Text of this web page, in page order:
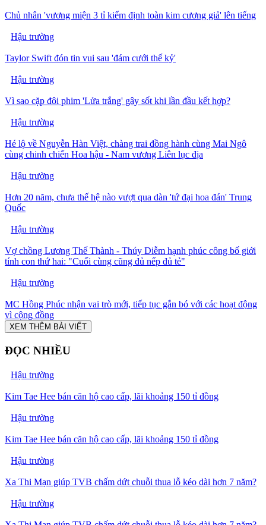
Chủ nhân 'vương miện 3 tỉ kiểm định toàn kim cương giả' lên tiếng
Hậu trường
Taylor Swift đón tin vui sau 'đám cưới thế kỷ'
Hậu trường
Vì sao cặp đôi phim 'Lửa trắng' gây sốt khi lần đầu kết hợp?
Hậu trường
Hé lộ về Nguyễn Hàn Việt, chàng trai đồng hành cùng Mai Ngô
cùng chinh chiến Hoa hậu - Nam vương Liên lục địa
Hậu trường
Hơn 20 năm, chưa thế hệ nào vượt qua dàn 'tứ đại hoa đán' Trung
Quốc
Hậu trường
Vợ chồng Lương Thế Thành - Thúy Diễm hạnh phúc công bố giới
tính con thứ hai: "Cuối cùng cũng đủ nếp đủ tẻ"
Hậu trường
MC Hồng Phúc nhận vai trò mới, tiếp tục gắn bó với các hoạt động
vì cộng đồng
XEM THÊM BÀI VIẾT
ĐỌC NHIỀU
Hậu trường
Kim Tae Hee bán căn hộ cao cấp, lãi khoảng 150 tỉ đồng
Hậu trường
Kim Tae Hee bán căn hộ cao cấp, lãi khoảng 150 tỉ đồng
Hậu trường
Xa Thi Mạn giúp TVB chấm dứt chuỗi thua lỗ kéo dài hơn 7 năm?
Hậu trường